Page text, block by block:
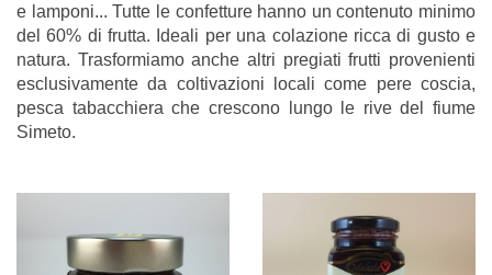
e lamponi... Tutte le confetture hanno un contenuto minimo
del 60% di frutta. Ideali per una colazione ricca di gusto e
natura. Trasformiamo anche altri pregiati frutti provenienti
esclusivamente da coltivazioni locali come pere coscia,
pesca tabacchiera che crescono lungo le rive del fiume
Simeto.